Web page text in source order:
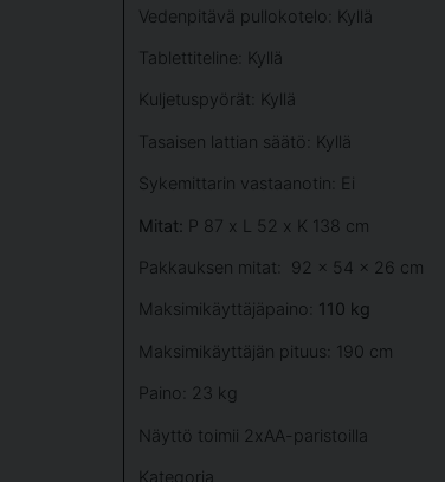
Vedenpitävä pullokotelo: Kyllä
Tablettiteline: Kyllä
Kuljetuspyörät: Kyllä
Tasaisen lattian säätö: Kyllä
Sykemittarin vastaanotin: Ei
Mitat: P 87 x L 52 x K 138 cm
Pakkauksen mitat: 92 x 54 x 26 cm
Maksimikäyttäjäpaino: 110 kg
Maksimikäyttäjän pituus: 190 cm
Paino: 23 kg
Näyttö toimii 2xAA-paristoilla
Kategoria